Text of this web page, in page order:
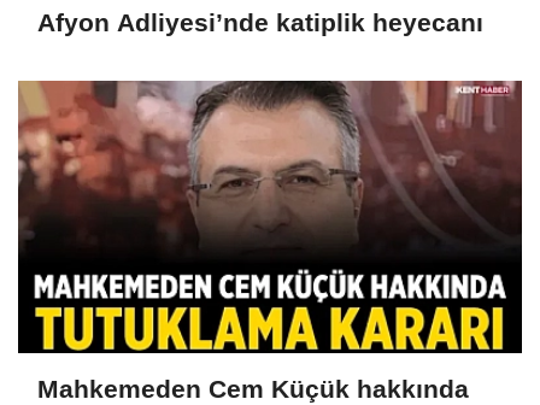
Afyon Adliyesi’nde katiplik heyecanı
Mahkemeden Cem Küçük hakkında